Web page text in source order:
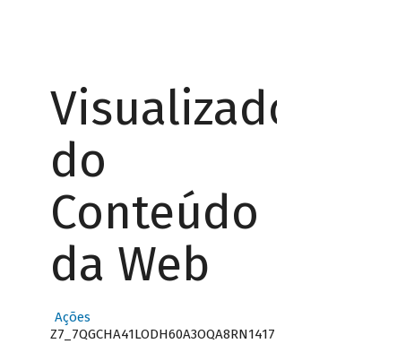
Visualizador
do
Conteúdo
da Web
Ações
Z7_7QGCHA41LODH60A3OQA8RN1417